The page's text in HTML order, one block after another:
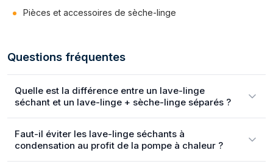
Pièces et accessoires de sèche-linge
Questions fréquentes
Quelle est la différence entre un lave-linge
séchant et un lave-linge + sèche-linge séparés ?
Faut-il éviter les lave-linge séchants à
condensation au profit de la pompe à chaleur ?